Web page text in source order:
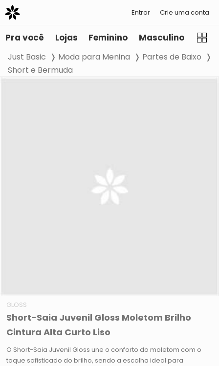
Entrar Crie uma conta
Pra você Lojas Feminino Masculino
Just Basic Moda para Menina
Partes de Baixo
Short e Bermuda
GLOSS
Short-Saia Juvenil Gloss Moletom Brilho
Cintura Alta Curto Liso
O Short-Saia Juvenil Gloss une o conforto do moletom com o
toque sofisticado do brilho, sendo a escolha ideal para